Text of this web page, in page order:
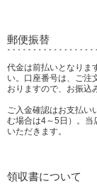
郵便振替
代金は前払いとなりま
い。口座番号は、ご注
おりますので、お振込
ご入金確認はお支払い
む場合は4～5日）。当
いただきます。
領収書について